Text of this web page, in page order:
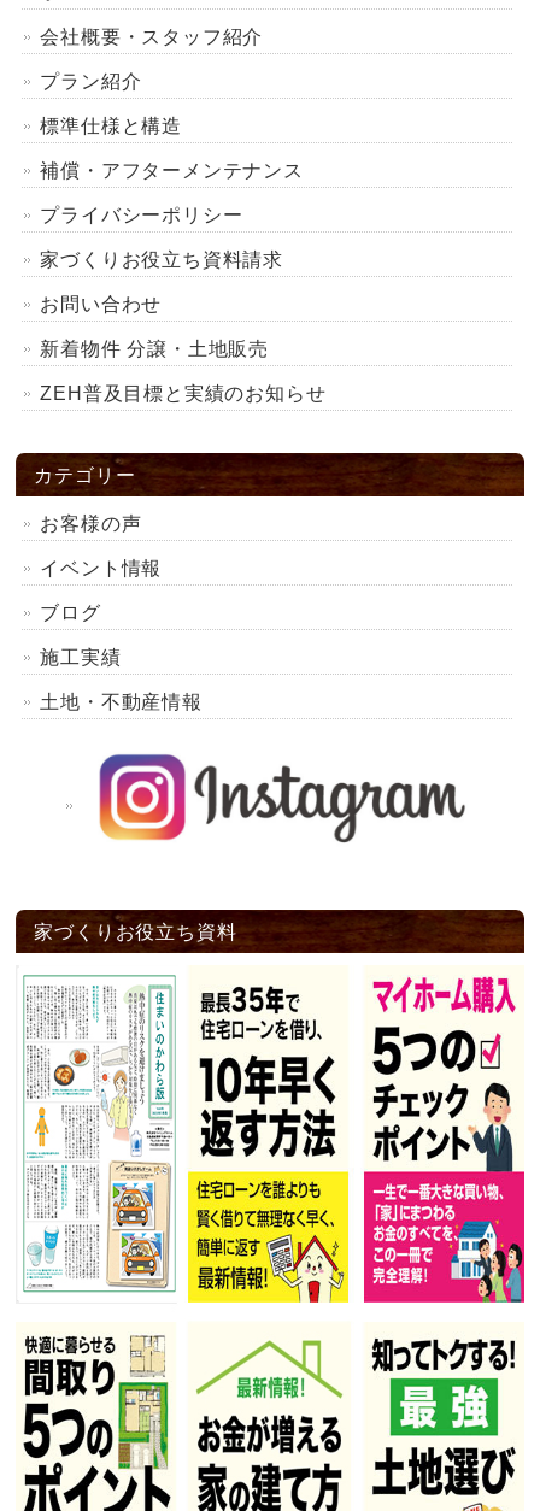
会社概要・スタッフ紹介
プラン紹介
標準仕様と構造
補償・アフターメンテナンス
プライバシーポリシー
家づくりお役立ち資料請求
お問い合わせ
新着物件 分譲・土地販売
ZEH普及目標と実績のお知らせ
カテゴリー
お客様の声
イベント情報
ブログ
施工実績
土地・不動産情報
家づくりお役立ち資料